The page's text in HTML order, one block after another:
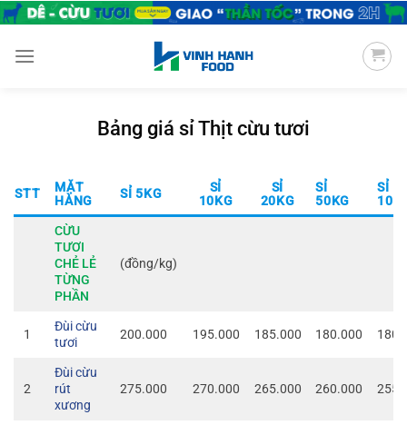
Chuyển
nội
Bảng giá sỉ Thịt cừu tươi
STT
MẶT
HÀNG
SỈ 5KG
SỈ
10KG
SỈ
20KG
SỈ
50KG
SỈ
CỪU
TƯƠI
CHẺ LẺ
TỪNG
PHẦN
(đồng/kg)
1
Đùi cừu
tươi
200.000 195.000 185.000 180.000
2
Đùi cừu
rút
xương
275.000 270.000 265.000 260.000